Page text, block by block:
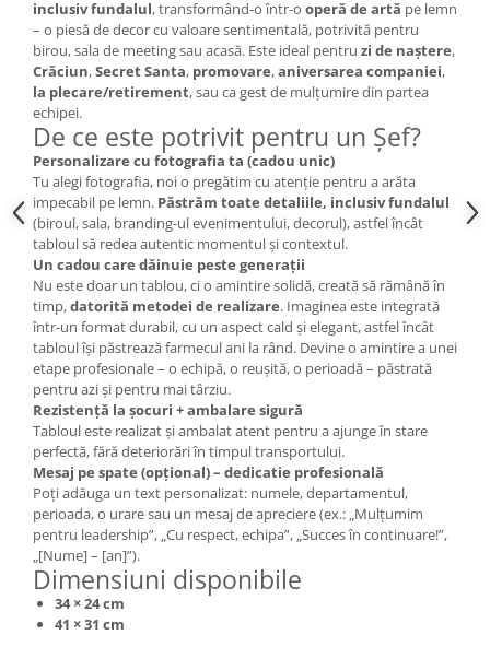
inclusiv fundalul, transformând-o într-o operă de artă pe lemn
– o piesă de decor cu valoare sentimentală, potrivită pentru
birou, sala de meeting sau acasă. Este ideal pentru zi de naștere,
Crăciun,Secret Santa, promovare,aniversarea companiei,
la plecare/retirement, sau ca gest de mulțumire din partea
echipei.
De ce este potrivit pentru un Șef?
Personalizare cu fotografia ta (cadou unic)
Tu alegi fotografia, noi o pregătim cu atenție pentru a arăta
impecabil pe lemn. Păstrăm toate detaliile, inclusiv fundalul
(biroul, sala, branding-ul evenimentului, decorul), astfel încât
tabloul să redea autentic momentul și contextul.
Un cadou care dăinuie peste generații
Nu este doar un tablou, ci o amintire solidă, creată să rămână în
timp,datorită metodei de realizare. Imaginea este integrată
într-un format durabil, cu un aspect cald și elegant, astfel încât
tabloul își păstrează farmecul ani la rând. Devine o amintire a unei
etape profesionale – o echipă, o reușită, o perioadă – păstrată
pentru azi și pentru mai târziu.
Rezistență la șocuri + ambalare sigură
Tabloul este realizat și ambalat atent pentru a ajunge în stare
perfectă, fără deteriorări în timpul transportului.
Mesaj pe spate (opțional) – dedicatie profesională
Poți adăuga un text personalizat: numele, departamentul,
perioada, o urare sau un mesaj de apreciere (ex.: „Mulțumim
pentru leadership”, „Cu respect, echipa”, „Succes în continuare!”,
„[Nume] – [an]”).
Dimensiuni disponibile
34 × 24 cm
41 × 31 cm